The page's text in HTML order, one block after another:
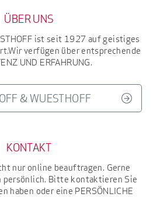
ÜBER UNS
ist seit 1927 auf geistiges
Wir verfügen über entsprechende
UND ERFAHRUNG.
& WUESTHOFF
KONTAKT
nur online beauftragen. Gerne
persönlich. Bitte kontaktieren Sie
haben oder eine PERSÖNLICHE